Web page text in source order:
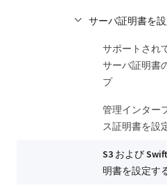
サーバ証明書を
サポートされ
サーバ証明書
プ
管理インター
ス証明書を設
S3 および
明書を設定す